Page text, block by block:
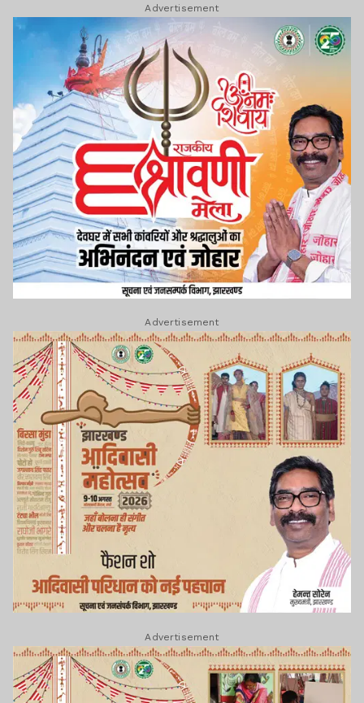
Advertisement
Advertisement
Advertisement